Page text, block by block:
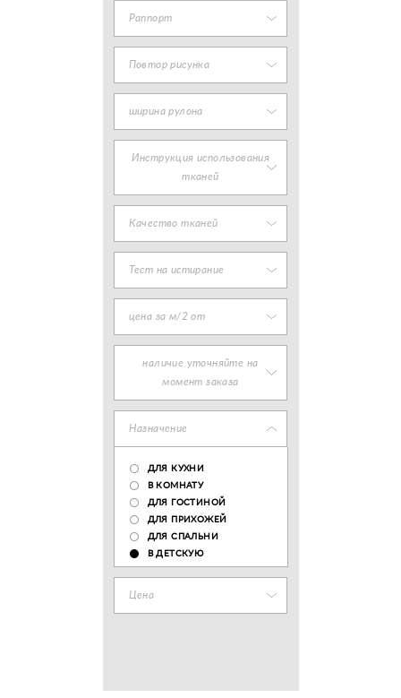
Раппорт
Повтор рисунка
ширина рулона
Инструкция использования
тканей
Качество тканей
Тест на истирание
цена за м/2 от
наличие уточняйте на
момент заказа
Назначение
ДЛЯ КУХНИ
В КОМНАТУ
ДЛЯ ГОСТИНОЙ
ДЛЯ ПРИХОЖЕЙ
ДЛЯ СПАЛЬНИ
В ДЕТСКУЮ
Цена